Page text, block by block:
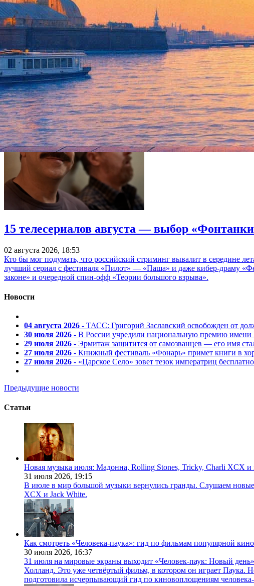
Петербургская филармония открывает цикл трансляций концертов,
выступление коллектива «Добраночь» в прямом эфире.
В программе концерта — музыка народов Балканского полуострова:
В дальнейшем трансляции из Малого зала Филармонии станут
"Фонтанка.ру"
15 телесериалов августа — выбор
02 августа 2026, 18:53
Кто бы мог подумать, что российский стриминг вывалит в середине
лучший сериал с фестиваля «Пилот» — «Паша» и даже кибер-драму
законе» и очередной спин-офф «Теории большого взрыва».
Новости
04 августа 2026 - ТАСС: Григорий Заславский освобожден от
30 июля 2026 - В России учредили национальную премию имени
29 июля 2026 - Эрмитаж защитится от самозванцев — его имя
27 июля 2026 - Книжный фестиваль «Фонарь» примет книги в
27 июля 2026 - «Царское Село» зовет тезок императриц
Предыдущие новости
Статьи
Новая музыка июля: Мадонна, Rolling Stones, Tricky, Charli XCX и
31 июля 2026, 19:15
В июле в мир большой музыки вернулись гранды. Слушаем
XCX и Jack White.
Как смотреть «Человека-паука»: гид по фильмам популярной
30 июля 2026, 16:37
31 июля на мировые экраны выходит «Человек-паук: Новый
Холланд. Это уже четвёртый фильм, в котором он играет Паука.
подготовила исчерпывающий гид по киновоплощениям